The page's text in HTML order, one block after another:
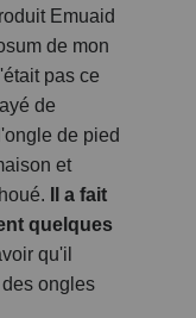
Emuaid
de mon
pas ce
de
de pied
et
Il a fait
quelques
qu'il
ongles